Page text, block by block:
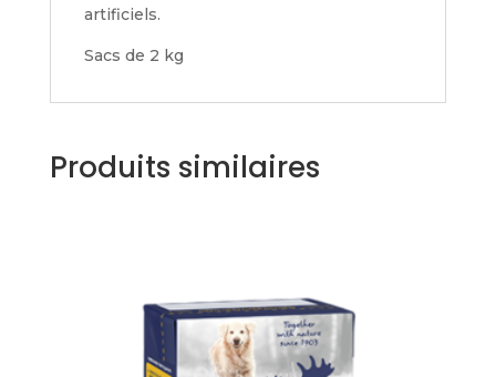
artificiels.
Sacs de 2 kg
Produits similaires